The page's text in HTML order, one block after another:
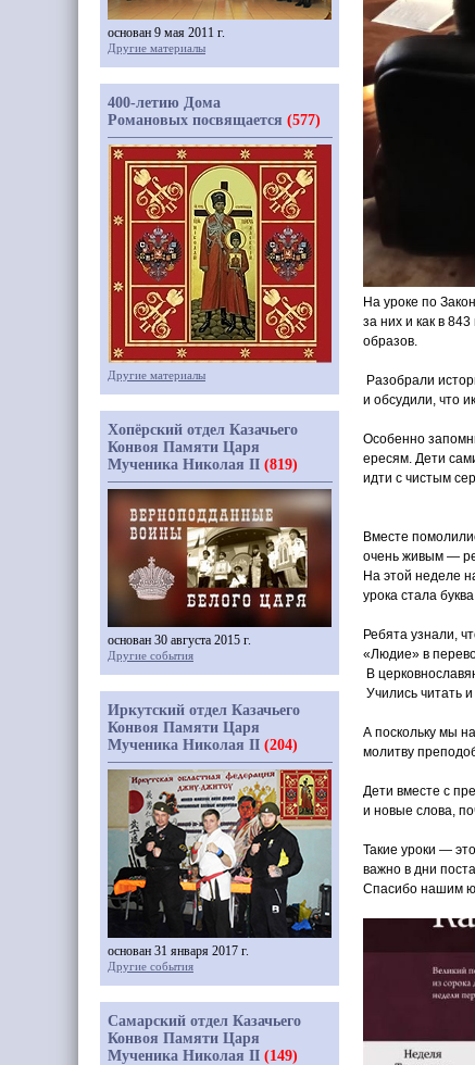
На уроке по
за них и как в
образов.
Разобрали
и обсудили, что
Особенно
ересям. Дети
идти с чистым
Вместе
очень живым —
На этой неделе
урока стала буква
Ребята узнали,
«Людие» в
В
Учились читать
А поскольку мы
молитву
Дети вместе с
и новые слова,
Такие уроки —
важно в дни
Спасибо нашим
основан 9 мая 2011 г.
Другие материалы
400-летию Дома
Романовых посвящается (577)
Другие материалы
Хопёрский отдел Казачьего
Конвоя Памяти Царя
Мученика Николая II (819)
основан 30 августа 2015 г.
Другие события
Иркутский отдел Казачьего
Конвоя Памяти Царя
Мученика Николая II (204)
основан 31 января 2017 г.
Другие события
Самарский отдел Казачьего
Конвоя Памяти Царя
Мученика Николая II (149)